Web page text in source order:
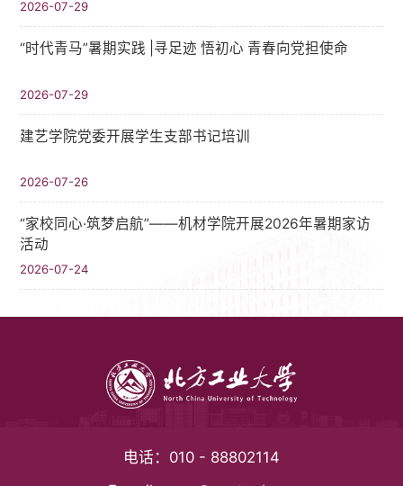
2026-07-29
“时代青马”暑期实践 |寻足迹 悟初心 青春向党担使命
2026-07-29
建艺学院党委开展学生支部书记培训
2026-07-26
“家校同心·筑梦启航”——机材学院开展2026年暑期家访
活动
2026-07-24
电话： 010 - 88802114